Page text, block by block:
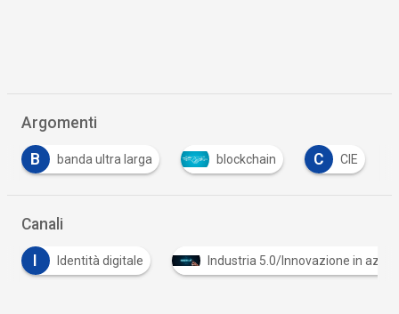
Argomenti
B banda ultra larga blockchain C CIE
Canali
Identità digitale Industria 5.0/Innovazione in